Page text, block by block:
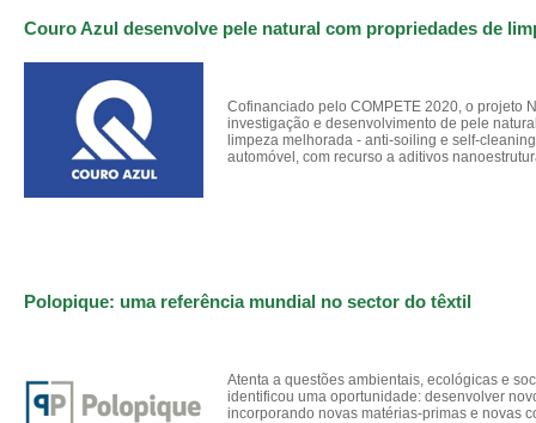
Couro Azul desenvolve pele natural com propriedades de
Cofinanciado pelo COMPETE 2020, o projeto
investigação e desenvolvimento de pele
limpeza melhorada - anti-soiling e self-
automóvel, com recurso a aditivos
Polopique: uma referência mundial no sector do têxtil
Atenta a questões ambientais, ecológicas e
identificou uma oportunidade: desenvolver
incorporando novas matérias-primas e novas